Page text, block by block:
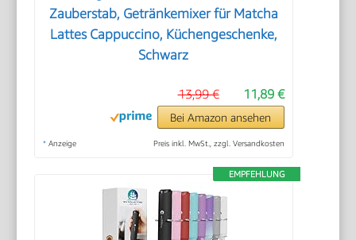
Zauberstab, Getränkemixer für Matcha
Lattes Cappuccino, Küchengeschenke,
Schwarz
11,89 €
13,99 €
Bei Amazon ansehen
* Anzeige Preis inkl. MwSt., zzgl. Versandkosten
EMPFEHLUNG